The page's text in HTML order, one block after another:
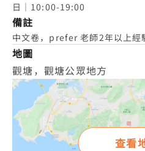
日｜10:00-19:00
備註
中文卷，prefer 老師2年以上經
地圖
觀塘，觀塘公眾地方
查看